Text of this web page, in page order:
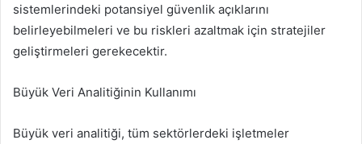
sistemlerindeki potansiyel güvenlik açıklarını
belirleyebilmeleri ve bu riskleri azaltmak için stratejiler
geliştirmeleri gerekecektir.
Büyük Veri Analitiğinin Kullanımı
Büyük veri analitiği, tüm sektörlerdeki işletmeler